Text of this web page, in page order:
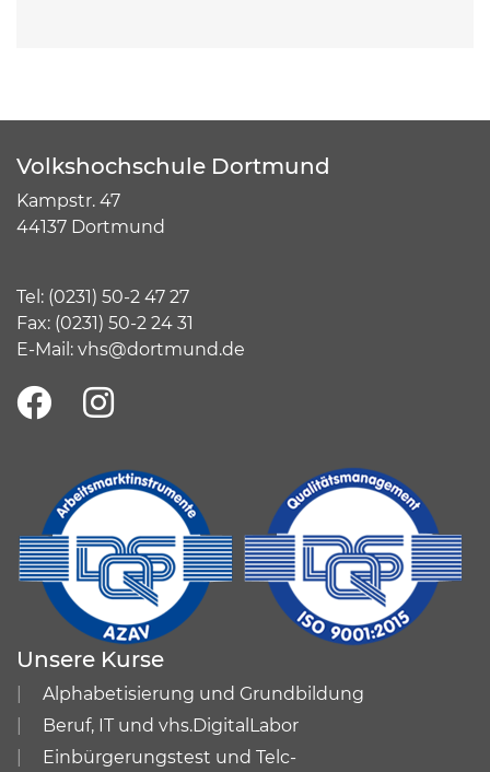
Volkshochschule Dortmund
Kampstr. 47
44137 Dortmund
Tel: (0231) 50-2 47 27
Fax: (0231) 50-2 24 31
E-Mail: vhs@dortmund.de
Unsere Kurse
Alphabetisierung und Grundbildung
Beruf, IT und vhs.DigitalLabor
Einbürgerungstest und Telc-